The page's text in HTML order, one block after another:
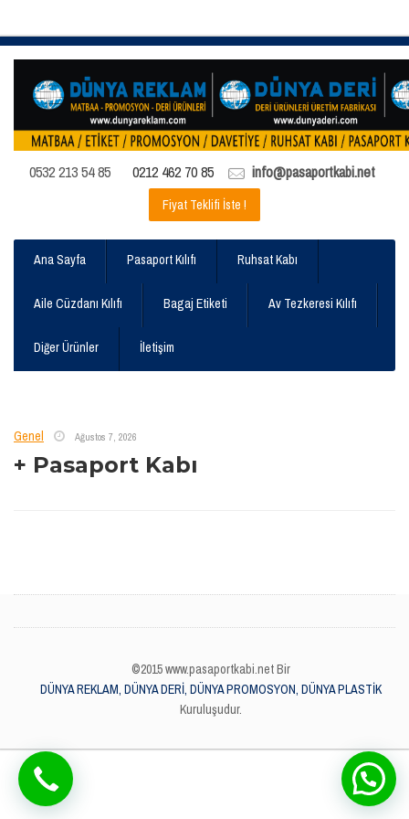
0532 213 54 85 0212 462 70 85 info@pasaportkabi.net
Fiyat Teklifi İste !
Ana Sayfa Pasaport Kılıfı Ruhsat Kabı
Aile Cüzdanı Kılıfı Bagaj Etiketi Av Tezkeresi Kılıfı
Diğer Ürünler İletişim
Genel Ağustos 7, 2026
+ Pasaport Kabı
©2015 www.pasaportkabi.net Bir
DÜNYA REKLAM, DÜNYA DERİ, DÜNYA PROMOSYON, DÜNYA PLASTİK
Kuruluşudur.